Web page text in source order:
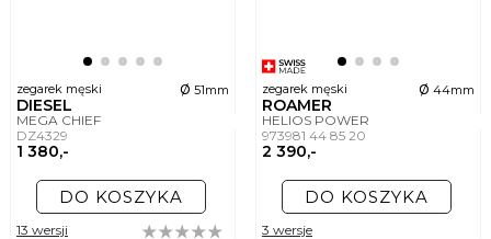
zegarek męski ø 51mm
DIESEL
MEGA CHIEF
DZ4329
1 380,-
DO KOSZYKA
13 wersji
zegarek męski ø 44mm
ROAMER
HELIOS POWER
973981 44 85 20
2 390,-
DO KOSZYKA
3 wersje